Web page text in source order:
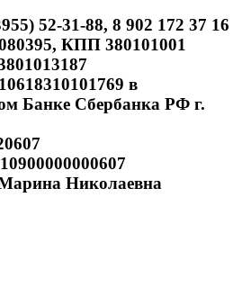
52-31-88, 8 902 172 37 16
КПП 380101001
в
Банке Сбербанка РФ г.
Николаевна